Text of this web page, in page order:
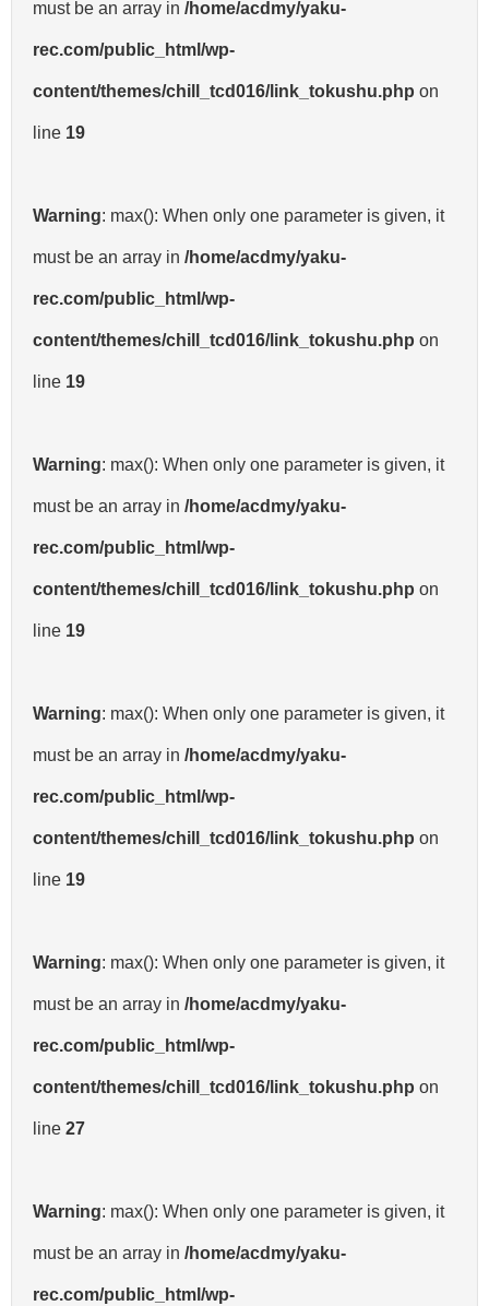
must be an array in /home/acdmy/yaku-
rec.com/public_html/wp-
content/themes/chill_tcd016/link_tokushu.php on
line 19
Warning: max(): When only one parameter is given, it
must be an array in /home/acdmy/yaku-
rec.com/public_html/wp-
content/themes/chill_tcd016/link_tokushu.php on
line 19
Warning: max(): When only one parameter is given, it
must be an array in /home/acdmy/yaku-
rec.com/public_html/wp-
content/themes/chill_tcd016/link_tokushu.php on
line 19
Warning: max(): When only one parameter is given, it
must be an array in /home/acdmy/yaku-
rec.com/public_html/wp-
content/themes/chill_tcd016/link_tokushu.php on
line 19
Warning: max(): When only one parameter is given, it
must be an array in /home/acdmy/yaku-
rec.com/public_html/wp-
content/themes/chill_tcd016/link_tokushu.php on
line 27
Warning: max(): When only one parameter is given, it
must be an array in /home/acdmy/yaku-
rec.com/public_html/wp-